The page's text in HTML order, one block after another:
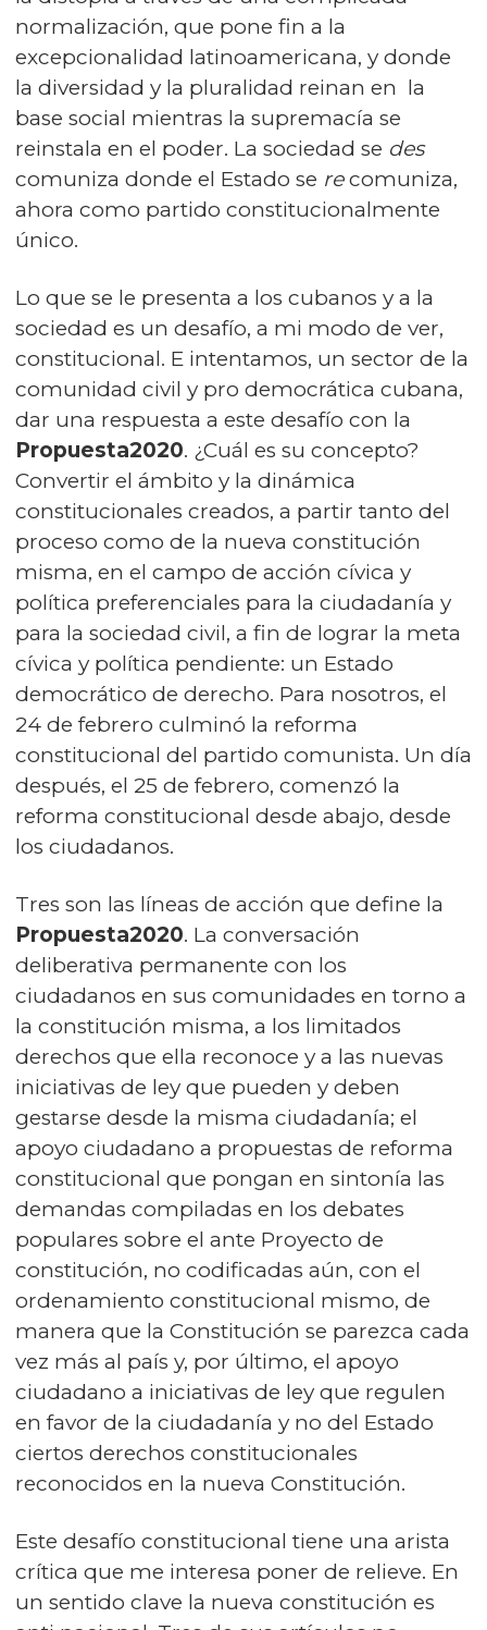
normalización, que pone fin a la
excepcionalidad latinoamericana, y donde
la diversidad y la pluralidad reinan en la
base social mientras la supremacía se
reinstala en el poder. La sociedad se des
comuniza donde el Estado se recomuniza,
ahora como partido constitucionalmente
único.
Lo que se le presenta a los cubanos y a la
sociedad es un desafío, a mi modo de ver,
constitucional. E intentamos, un sector de la
comunidad civil y pro democrática cubana,
dar una respuesta a este desafío con la
Propuesta2020. ¿Cuál es su concepto?
Convertir el ámbito y la dinámica
constitucionales creados, a partir tanto del
proceso como de la nueva constitución
misma, en el campo de acción cívica y
política preferenciales para la ciudadanía y
para la sociedad civil, a fin de lograr la meta
cívica y política pendiente: un Estado
democrático de derecho. Para nosotros, el
24 de febrero culminó la reforma
constitucional del partido comunista. Un día
después, el 25 de febrero, comenzó la
reforma constitucional desde abajo, desde
los ciudadanos.
Tres son las líneas de acción que define la
Propuesta2020. La conversación
deliberativa permanente con los
ciudadanos en sus comunidades en torno a
la constitución misma, a los limitados
derechos que ella reconoce y a las nuevas
iniciativas de ley que pueden y deben
gestarse desde la misma ciudadanía; el
apoyo ciudadano a propuestas de reforma
constitucional que pongan en sintonía las
demandas compiladas en los debates
populares sobre el ante Proyecto de
constitución, no codificadas aún, con el
ordenamiento constitucional mismo, de
manera que la Constitución se parezca cada
vez más al país y, por último, el apoyo
ciudadano a iniciativas de ley que regulen
en favor de la ciudadanía y no del Estado
ciertos derechos constitucionales
reconocidos en la nueva Constitución.
Este desafío constitucional tiene una arista
crítica que me interesa poner de relieve. En
un sentido clave la nueva constitución es